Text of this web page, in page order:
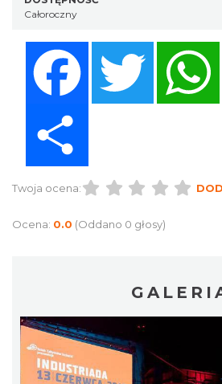
Całoroczny
Twitter
Twoja ocena:
Ocena: 0.0 (Oddano 0 głosy)